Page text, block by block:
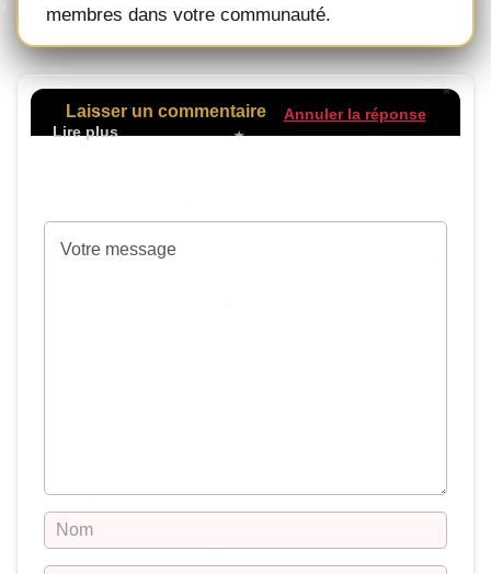
membres dans votre communauté.
Laisser un commentaire Annuler la réponse